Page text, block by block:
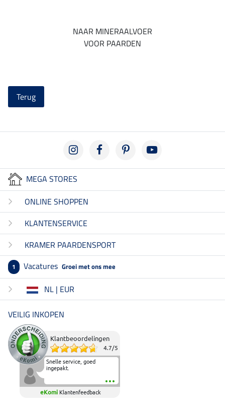
NAAR MINERAALVOER
VOOR PAARDEN
Terug
MEGA STORES
ONLINE SHOPPEN
KLANTENSERVICE
KRAMER PAARDENSPORT
1 Vacatures Groei met ons mee
NL | EUR
VEILIG INKOPEN
Klantbeoordelingen
4.7/5
Snelle service, goed
ingepakt.
eKomi Klantenfeedback